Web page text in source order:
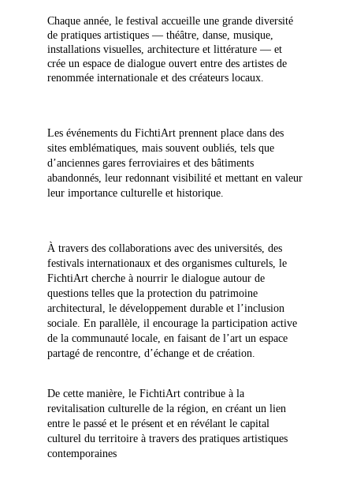
Chaque année, le festival accueille une grande diversité
de pratiques artistiques — théâtre, danse, musique,
installations visuelles, architecture et littérature — et
crée un espace de dialogue ouvert entre des artistes de
renommée internationale et des créateurs locaux.
Les événements du FichtiArt prennent place dans des
sites emblématiques, mais souvent oubliés, tels que
d’anciennes gares ferroviaires et des bâtiments
abandonnés, leur redonnant visibilité et mettant en valeur
leur importance culturelle et historique.
À travers des collaborations avec des universités, des
festivals internationaux et des organismes culturels, le
FichtiArt cherche à nourrir le dialogue autour de
questions telles que la protection du patrimoine
architectural, le développement durable et l’inclusion
sociale. En parallèle, il encourage la participation active
de la communauté locale, en faisant de l’art un espace
partagé de rencontre, d’échange et de création.
De cette manière, le FichtiArt contribue à la
revitalisation culturelle de la région, en créant un lien
entre le passé et le présent et en révélant le capital
culturel du territoire à travers des pratiques artistiques
contemporaines